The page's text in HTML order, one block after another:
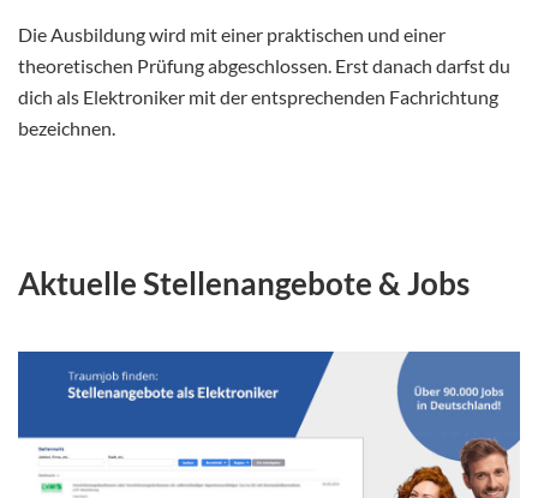
Die Ausbildung wird mit einer praktischen und einer
theoretischen Prüfung abgeschlossen. Erst danach darfst du
dich als Elektroniker mit der entsprechenden Fachrichtung
bezeichnen.
Aktuelle Stellenangebote & Jobs